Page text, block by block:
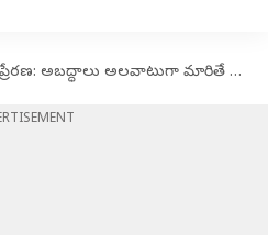
ప్రేరణ: అబద్ధాలు అలవాటుగా మారితే జీవితమే అబద్ధం అవుతుంది